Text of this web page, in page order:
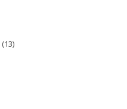
(13)